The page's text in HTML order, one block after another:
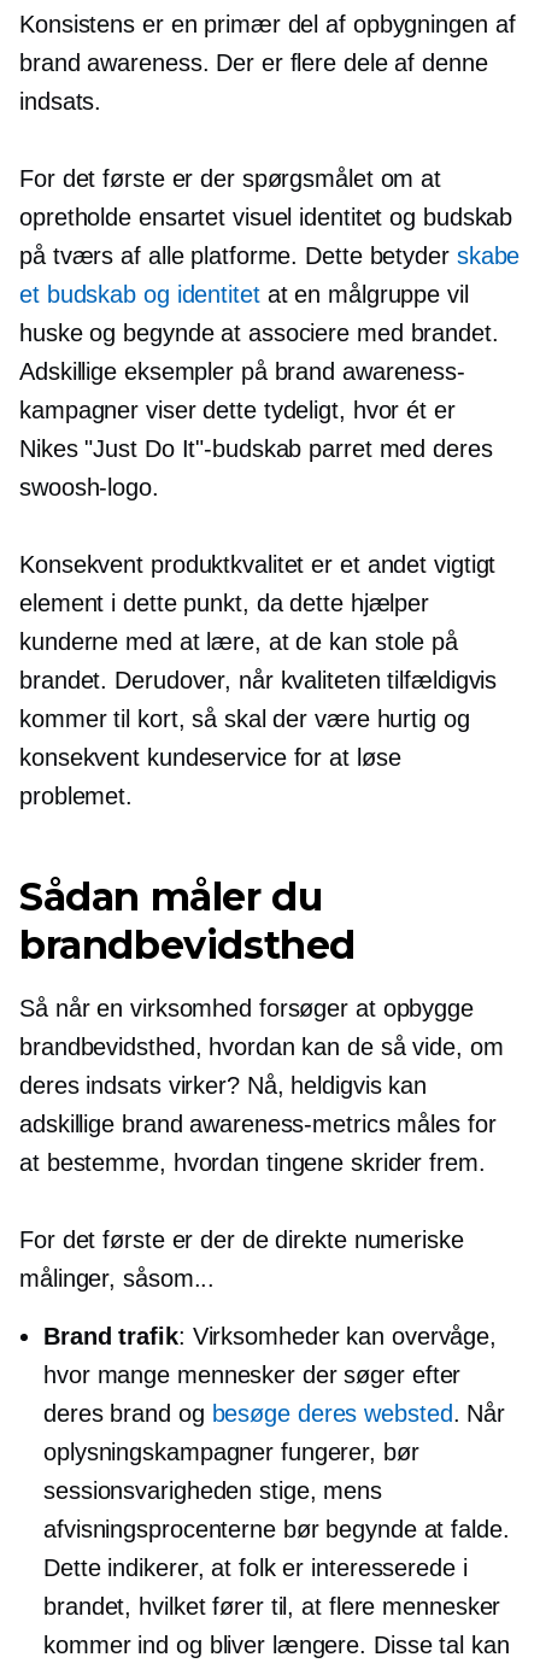
Konsistens er en primær del af opbygningen af
​​brand awareness. Der er flere dele af denne
indsats.
For det første er der spørgsmålet om at
opretholde ensartet visuel identitet og budskab
på tværs af alle platforme. Dette betyder skabe
et budskab og identitetat en målgruppe vil
huske og begynde at associere med brandet.
Adskillige eksempler på brand awareness-
kampagner viser dette tydeligt, hvor ét er
Nikes "Just Do It"-budskab parret med deres
swoosh-logo.
Konsekvent produktkvalitet er et andet vigtigt
element i dette punkt, da dette hjælper
kunderne med at lære, at de kan stole på
brandet. Derudover, når kvaliteten tilfældigvis
kommer til kort, så skal der være hurtig og
konsekvent kundeservice for at løse
problemet.
Sådan måler du
brandbevidsthed
Så når en virksomhed forsøger at opbygge
brandbevidsthed, hvordan kan de så vide, om
deres indsats virker? Nå, heldigvis kan
adskillige brand awareness-metrics måles for
at bestemme, hvordan tingene skrider frem.
For det første er der de direkte numeriske
målinger, såsom...
Brand trafik: Virksomheder kan overvåge,
hvor mange mennesker der søger efter
deres brand og besøge deres websted. Når
oplysningskampagner fungerer, bør
sessionsvarigheden stige, mens
afvisningsprocenterne bør begynde at falde.
Dette indikerer, at folk er interesserede i
brandet, hvilket fører til, at flere mennesker
kommer ind og bliver længere. Disse tal kan